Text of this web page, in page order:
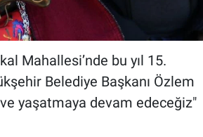
Mahallesi’nde bu yıl 15.
Belediye Başkanı Özlem
yaşatmaya devam edeceğiz"